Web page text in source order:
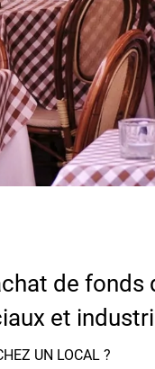
de fonds
et
UN LOCAL ?